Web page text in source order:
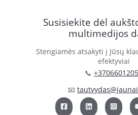
Susisiekite dėl
multimedijos
Stengiamės atsakyti į Jūsų
efektyviai
📞
📧